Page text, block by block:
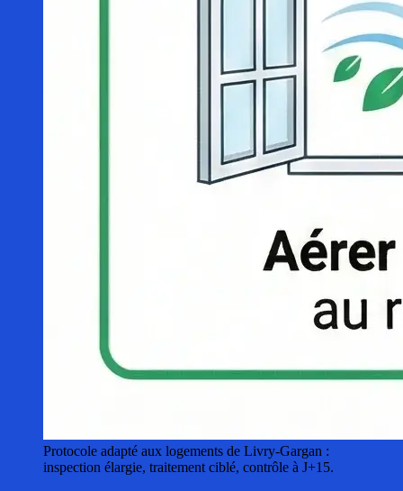
Protocole adapté aux logements de Livry-Gargan :
inspection élargie, traitement ciblé, contrôle à J+15.